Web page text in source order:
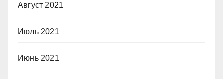
Август 2021
Июль 2021
Июнь 2021